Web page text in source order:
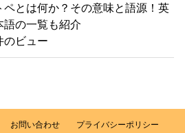
ペとは何か？その意味と語源！英
語の一覧も紹介
のビュー
お問い合わせ プライバシーポリシー